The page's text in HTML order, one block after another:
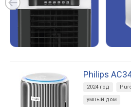
Philips
2024 год
умный дом